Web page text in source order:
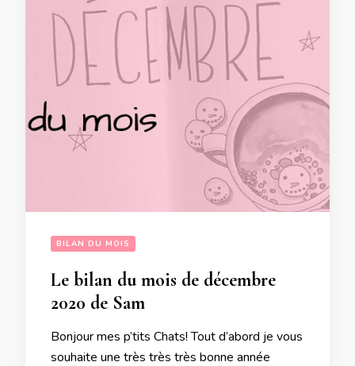
BILAN DU MOIS
Le bilan du mois de décembre
2020 de Sam
Bonjour mes p’tits Chats! Tout d’abord je vous
souhaite une très très très bonne année